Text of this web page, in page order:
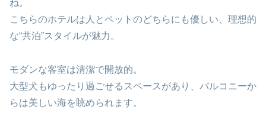
ね。
こちらのホテルは人とペットのどちらにも優しい、理想的
な“共泊”スタイルが魅力。
モダンな客室は清潔で開放的。
大型犬もゆったり過ごせるスペースがあり、バルコニーか
らは美しい海を眺められます。